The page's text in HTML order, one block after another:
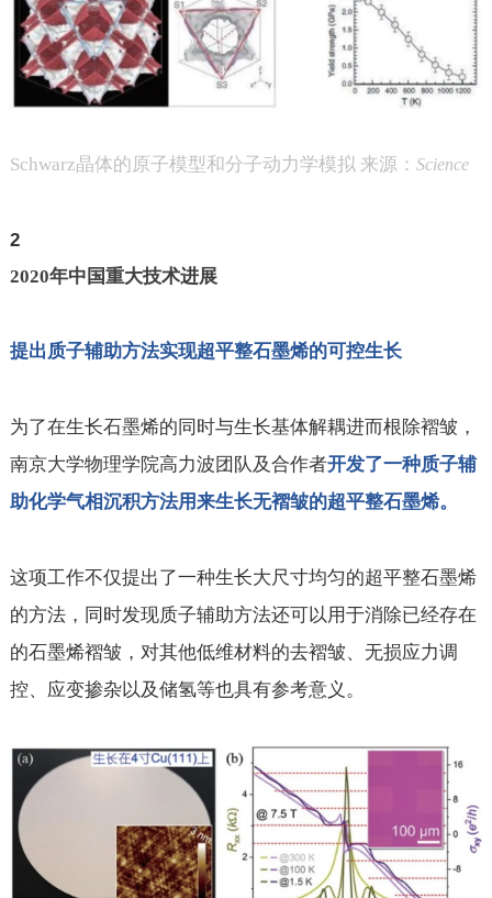
Schwarz晶体的原子模型和分子动力学模拟 来源： Science
2
2020年中国重大技术进展
提出质子辅助方法实现超平整石墨烯的可控生长
为了在生长石墨烯的同时与生长基体解耦进而根除褶皱，
南京大学物理学院高力波团队及合作者开发了一种质子辅
助化学气相沉积方法用来生长无褶皱的超平整石墨烯。
这项工作不仅提出了一种生长大尺寸均匀的超平整石墨烯
的方法，同时发现质子辅助方法还可以用于消除已经存在
的石墨烯褶皱，对其他低维材料的去褶皱、无损应力调
控、应变掺杂以及储氢等也具有参考意义。